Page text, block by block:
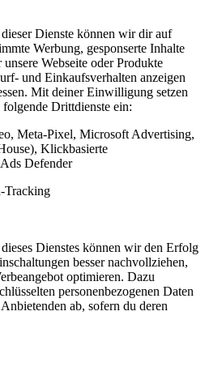
Dienste können wir dir auf
Werbung, gesponserte Inhalte
Webseite oder Produkte
und Einkaufsverhalten anzeigen
Mit deiner Einwilligung setzen
Drittdienste ein:
Meta-Pixel, Microsoft Advertising,
Klickbasierte
Defender
Tracking
Dienstes können wir den Erfolg
besser nachvollziehen,
optimieren. Dazu
personenbezogenen Daten
ab, sofern du deren